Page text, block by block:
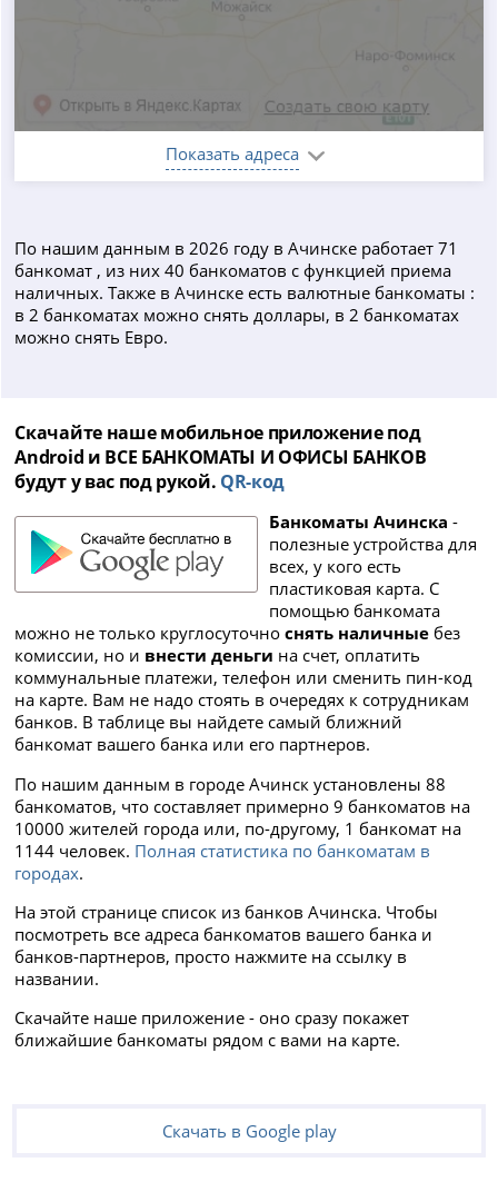
Показать адреса
По нашим данным в 2026 году в Ачинске работает 71
банкомат , из них 40 банкоматов с функцией приема
наличных. Также в Ачинске есть валютные банкоматы :
в 2 банкоматах можно снять доллары, в 2 банкоматах
можно снять Евро.
Скачайте наше мобильное приложение под
Android и ВСЕ БАНКОМАТЫ И ОФИСЫ БАНКОВ
будут у вас под рукой. QR-код
Банкоматы Ачинска -
полезные устройства для
всех, у кого есть
пластиковая карта. С
помощью банкомата
можно не только круглосуточноснять наличные без
комиссии, но и внести деньги на счет, оплатить
коммунальные платежи, телефон или сменить пин-код
на карте. Вам не надо стоять в очередях к сотрудникам
банков. В таблице вы найдете самый ближний
банкомат вашего банка или его партнеров.
По нашим данным в городе Ачинск установлены 88
банкоматов, что составляет примерно 9 банкоматов на
10000 жителей города или, по-другому, 1 банкомат на
1144 человек. Полная статистика по банкоматам в
городах.
На этой странице список из банков Ачинска. Чтобы
посмотреть все адреса банкоматов вашего банка и
банков-партнеров, просто нажмите на ссылку в
названии.
Скачайте наше приложение - оно сразу покажет
ближайшие банкоматы рядом с вами на карте.
Скачать в Google play